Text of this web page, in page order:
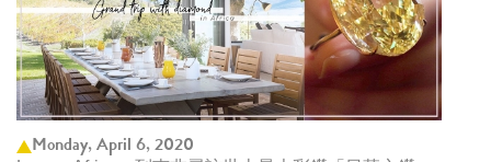
Monday, April 6, 2020